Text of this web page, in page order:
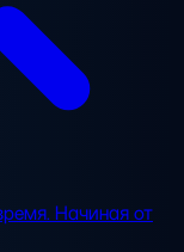
Начиная от